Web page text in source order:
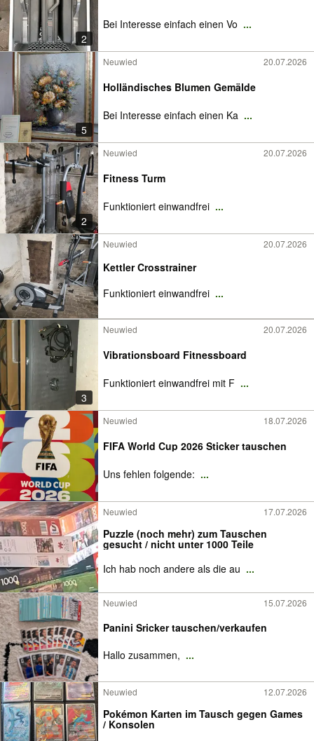
2
Bei Interesse einfach einen Vo ...
5
Neuwied 20.07.2026
Holländisches Blumen Gemälde
Bei Interesse einfach einen Ka ...
2
Neuwied 20.07.2026
Fitness Turm
Funktioniert einwandfrei ...
Neuwied 20.07.2026
Kettler Crosstrainer
Funktioniert einwandfrei ...
3
Neuwied 20.07.2026
Vibrationsboard Fitnessboard
Funktioniert einwandfrei mit F ...
Neuwied 18.07.2026
FIFA World Cup 2026 Sticker tauschen
Uns fehlen folgende: ...
Neuwied 17.07.2026
Puzzle (noch mehr) zum Tauschen
gesucht / nicht unter 1000 Teile
Ich hab noch andere als die au ...
Neuwied 15.07.2026
Panini Sricker tauschen/verkaufen
Hallo zusammen, ...
Neuwied 12.07.2026
Pokémon Karten im Tausch gegen Games
/ Konsolen